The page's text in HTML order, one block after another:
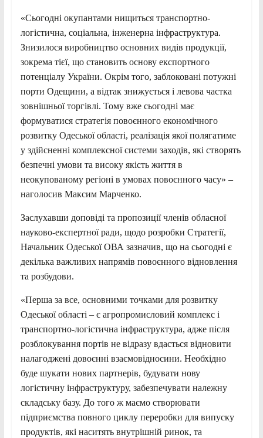
«Сьогодні окупантами нищиться транспортно-
логістична, соціальна, інженерна інфраструктура.
Знизилося виробництво основних видів продукції,
зокрема тієї, що становить основу експортного
потенціалу України. Окрім того, заблоковані потужні
порти Одещини, а відтак знижується і левова частка
зовнішньої торгівлі. Тому вже сьогодні має
формуватися стратегія повоєнного економічного
розвитку Одеської області, реалізація якої полягатиме
у здійсненні комплексної системи заходів, які створять
безпечні умови та високу якість життя в
неокупованому регіоні в умовах повоєнного часу» –
наголосив Максим Марченко.
Заслухавши доповіді та пропозиції членів обласної
науково-експертної ради, щодо розробки Стратегії,
Начальник Одеської ОВА зазначив, що на сьогодні є
декілька важливих напрямів повоєнного відновлення
та розбудови.
«Перша за все, основними точками для розвитку
Одеської області – є агропромисловий комплекс і
транспортно-логістична інфраструктура, адже після
розблокування портів не відразу вдасться відновити
налагоджені довоєнні взаємовідносини. Необхідно
буде шукати нових партнерів, будувати нову
логістичну інфраструктуру, забезпечувати належну
складську базу. До того ж маємо створювати
підприємства повного циклу переробки для випуску
продуктів, які наситять внутрішній ринок, та